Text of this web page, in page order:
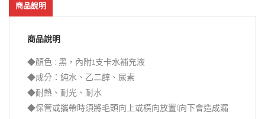
商品說明
商品說明
◆顏色 : 黑，內附1支卡水補充液
◆成分：純水、乙二醇、尿素
◆耐熱、耐光、耐水
◆保管或攜帶時須將毛頭向上或橫向放置(向下會造成漏